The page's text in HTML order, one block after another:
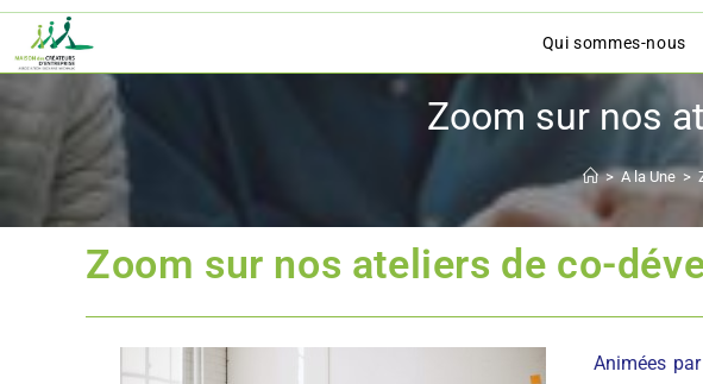
Qui sommes-nous
Zoom sur nos
> A la Une >
Zoom sur nos ateliers de co-
Animées